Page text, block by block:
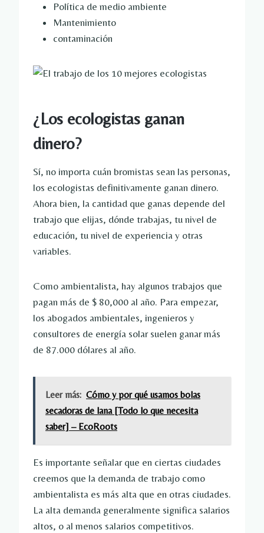
Política de medio ambiente
Mantenimiento
contaminación
¿Los ecologistas ganan
dinero?
Sí, no importa cuán bromistas sean las personas,
los ecologistas definitivamente ganan dinero.
Ahora bien, la cantidad que ganas depende del
trabajo que elijas, dónde trabajas, tu nivel de
educación, tu nivel de experiencia y otras
variables.
Como ambientalista, hay algunos trabajos que
pagan más de $ 80,000 al año. Para empezar,
los abogados ambientales, ingenieros y
consultores de energía solar suelen ganar más
de 87.000 dólares al año.
Leer más: Cómo y por qué usamos bolas
secadoras de lana [Todo lo que necesita
saber] – EcoRoots
Es importante señalar que en ciertas ciudades
creemos que la demanda de trabajo como
ambientalista es más alta que en otras ciudades.
La alta demanda generalmente significa salarios
altos, o al menos salarios competitivos.